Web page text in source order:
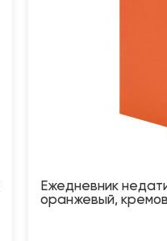
Ежедневник
оранжевый,